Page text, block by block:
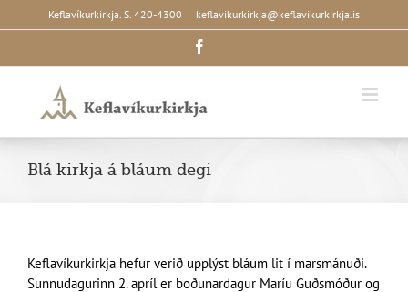
to
Keflavíkurkirkja. S. 420-4300 | keflavikurkirkja@keflavikurkirkja.is
Blá kirkja á bláum degi
Keflavíkurkirkja hefur verið upplýst bláum lit í marsmánuði.
Sunnudagurinn 2. apríl er boðunardagur Maríu Guðsmóður og